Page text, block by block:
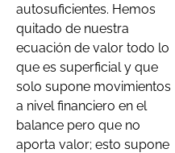
autosuficientes. Hemos
quitado de nuestra
ecuación de valor todo lo
que es superficial y que
solo supone movimientos
a nivel financiero en el
balance pero que no
aporta valor; esto supone